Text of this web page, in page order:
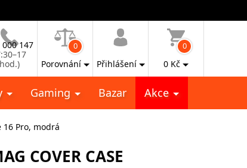
000 147
hod.)
0
Porovnání Přihlášení
0
0 Kč
Gaming Bazar Akce
16 Pro, modrá
COVER CASE